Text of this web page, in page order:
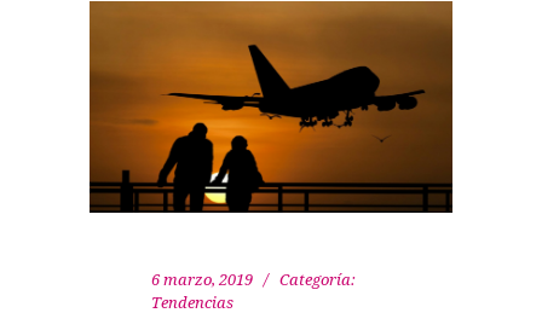
6 marzo, 2019
Categoría:
Tendencias